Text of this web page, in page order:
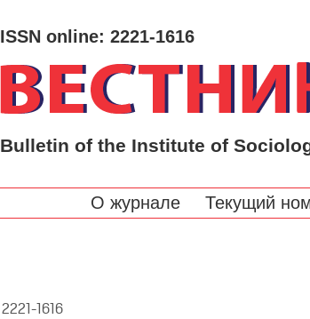
ISSN online: 2221-1616
Bulletin of the Institute of
О журнале Текущий
2221-1616